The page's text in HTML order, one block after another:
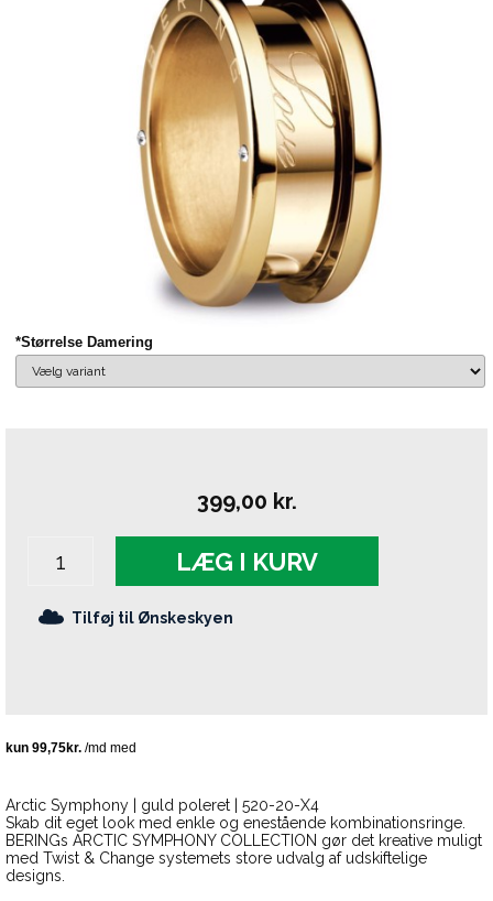
*Størrelse Damering
399,00 kr.
LÆG I KURV
Tilføj til Ønskeskyen
Arctic Symphony | guld poleret | 520-20-X4
Skab dit eget look med enkle og enestående kombinationsringe.
BERINGs ARCTIC SYMPHONY COLLECTION gør det kreative muligt
med Twist & Change systemets store udvalg af udskiftelige
designs.